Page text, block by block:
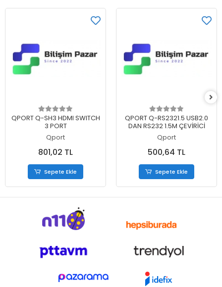
Sepete Ekle
QPORT Q-SH3 HDMI SWITCH
3 PORT
Qport
801,02 TL
Sepete Ekle
Sepete Ekle
QPORT Q-RS2321.5 USB2.0
DAN RS232 1.5M ÇEVİRİCİ
Qport
500,64 TL
Sepete Ekle